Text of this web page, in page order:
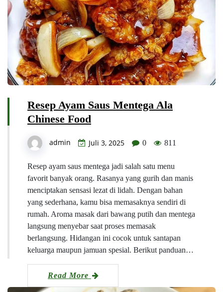
Resep Ayam Saus Mentega Ala
Chinese Food
admin Juli 3, 2025 0 811
Resep ayam saus mentega jadi salah satu menu
favorit banyak orang. Rasanya yang gurih dan manis
menciptakan sensasi lezat di lidah. Dengan bahan
yang sederhana, kamu bisa memasaknya sendiri di
rumah. Aroma masak dari bawang putih dan mentega
langsung menyebar saat proses memasak
berlangsung. Hidangan ini cocok untuk santapan
keluarga maupun jamuan spesial. Berikut panduan…
Read More